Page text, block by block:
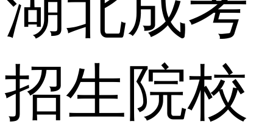
招生院校